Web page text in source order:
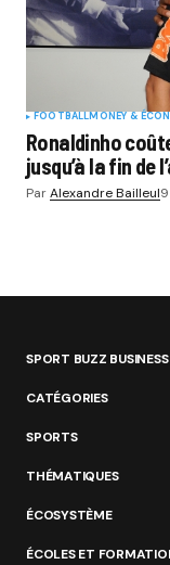
FOOTBALLMONEY &
Ronaldinho
jusqu’à la fin de
ParAlexandre Bailleul
SPORT BUZZ BUSINESS
CATÉGORIES
SPORTS
THÉMATIQUES
ÉCOSYSTÈME
ÉCOLES ET